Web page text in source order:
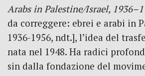
Arabs in Palestine/Israel,
da correggere: ebrei e arabi in
1936-1956, ndt.], l’idea del
nata nel 1948. Ha radici
sin dalla fondazione del